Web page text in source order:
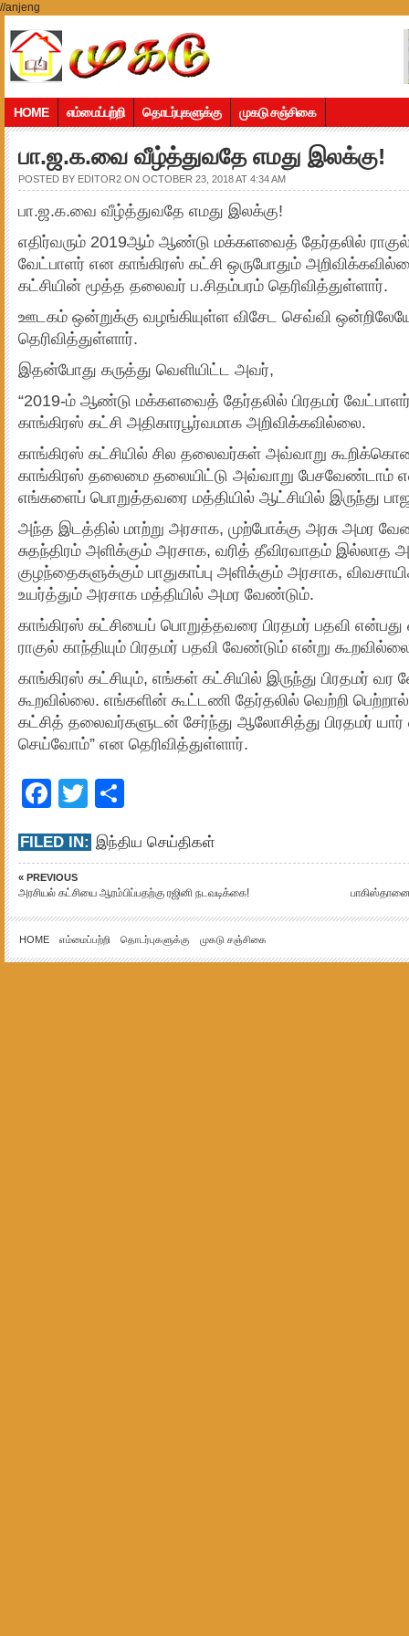
//anjeng
HOME எம்மைப்பற்றி தொடர்புகளுக்கு முகடு சஞ்சிகை
பா.ஜ.க.வை வீழ்த்துவதே எமது இலக்கு!
POSTED BY EDITOR2 ON OCTOBER 23, 2018 AT 4:34 AM
பா.ஜ.க.வை வீழ்த்துவதே எமது இலக்கு!
எதிர்வரும் 2019ஆம் ஆண்டு மக்களவைத் தேர்தலில் ராகுல்
வேட்பாளர் என காங்கிரஸ் கட்சி ஒருபோதும்
கட்சியின் மூத்த தலைவர் ப.சிதம்பரம் தெரிவித்துள்ளார்.
ஊடகம் ஒன்றுக்கு வழங்கியுள்ள விசேட செவ்வி
தெரிவித்துள்ளார்.
இதன்போது கருத்து வெளியிட்ட அவர்,
“2019-ம் ஆண்டு மக்களவைத் தேர்தலில் பிரதமர்
காங்கிரஸ் கட்சி அதிகாரபூர்வமாக அறிவிக்கவில்லை.
காங்கிரஸ் கட்சியில் சில தலைவர்கள் அவ்வாறு
காங்கிரஸ் தலைமை தலையிட்டு அவ்வாறு பேசவேண்டாம்
எங்களைப் பொறுத்தவரை மத்தியில் ஆட்சியில் இருந்து
அந்த இடத்தில் மாற்று அரசாக, முற்போக்கு அரசு அமர
சுதந்திரம் அளிக்கும் அரசாக, வரித் தீவிரவாதம் இல்லாத
குழந்தைகளுக்கும் பாதுகாப்பு அளிக்கும் அரசாக,
உயர்த்தும் அரசாக மத்தியில் அமர வேண்டும்.
காங்கிரஸ் கட்சியைப் பொறுத்தவரை பிரதமர் பதவி
ராகுல் காந்தியும் பிரதமர் பதவி வேண்டும் என்று
காங்கிரஸ் கட்சியும், எங்கள் கட்சியில் இருந்து பிரதமர்
கூறவில்லை. எங்களின் கூட்டணி தேர்தலில் வெற்றி
கட்சித் தலைவர்களுடன் சேர்ந்து ஆலோசித்து பிரதமர் யார்
செய்வோம்” என தெரிவித்துள்ளார்.
Facebook
Twitter
FILED IN: இந்திய செய்திகள்
« PREVIOUS
அரசியல் கட்சியை ஆரம்பிப்பதற்கு ரஜினி நடவடிக்கை!
HOME எம்மைப்பற்றி தொடர்புகளுக்கு முகடு சஞ்சிகை